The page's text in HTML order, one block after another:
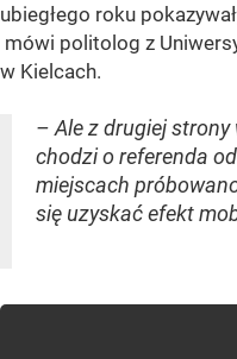
ubiegłego roku
mówi politolog z
w Kielcach.
– Ale z drugiej
chodzi o referenda
miejscach
się uzyskać efekt